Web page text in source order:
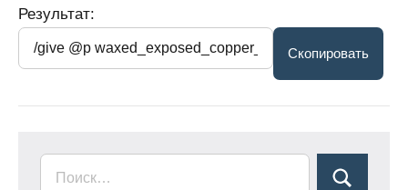
Результат: